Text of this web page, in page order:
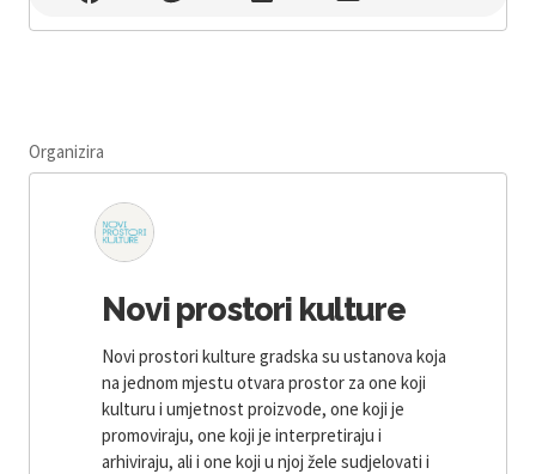
Organizira
Novi prostori kulture
Novi prostori kulture gradska su ustanova koja
na jednom mjestu otvara prostor za one koji
kulturu i umjetnost proizvode, one koji je
promoviraju, one koji je interpretiraju i
arhiviraju, ali i one koji u njoj žele sudjelovati i